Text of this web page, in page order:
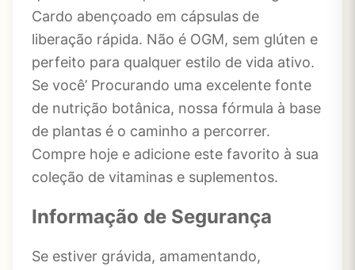
Cardo abençoado em cápsulas de
liberação rápida. Não é OGM, sem glúten e
perfeito para qualquer estilo de vida ativo.
Se você’ Procurando uma excelente fonte
de nutrição botânica, nossa fórmula à base
de plantas é o caminho a percorrer.
Compre hoje e adicione este favorito à sua
coleção de vitaminas e suplementos.
Informação de Segurança
Se estiver grávida, amamentando,